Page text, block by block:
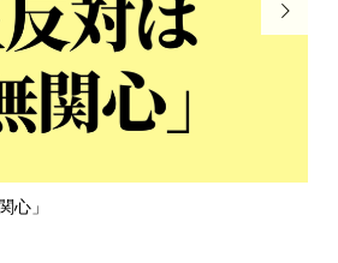
心」
